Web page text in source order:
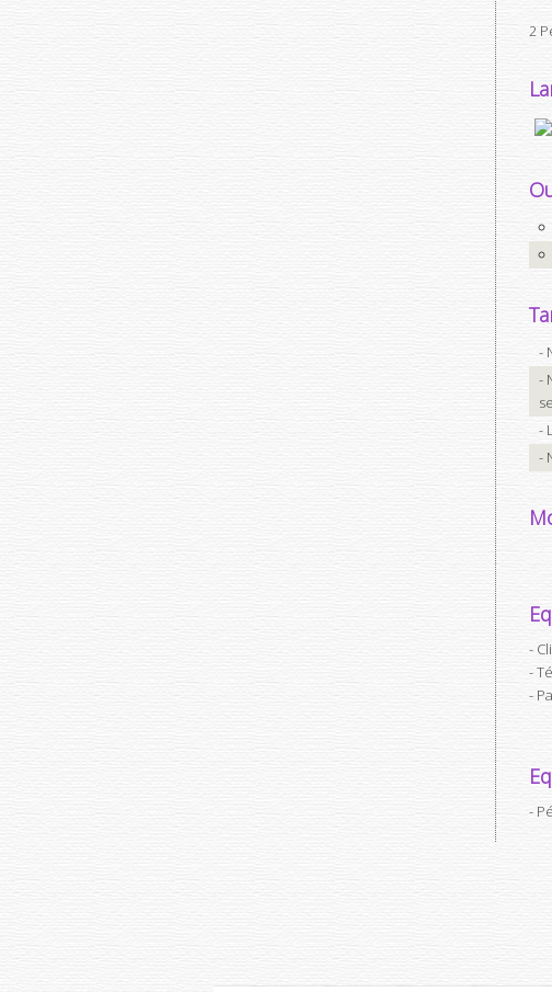
2
-
-
-
-
Facebook Instagram